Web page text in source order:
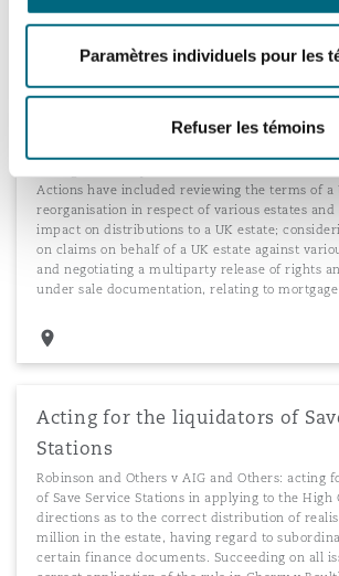
Paramètres individuels pour les
Refuser les témoins
administrators were appointed.
Lehman Brothers
Actions have included reviewing the terms of a
reorganisation in respect of various estates and
impact on distributions to a UK estate;
on claims on behalf of a UK estate against
and negotiating a multiparty release of rights
under sale documentation, relating to
Acting for the liquidators of
Stations
Robinson and Others v AIG and Others: acting
of Save Service Stations in applying to the High
directions as to the correct distribution of
million in the estate, having regard to
certain finance documents. Succeeding on all